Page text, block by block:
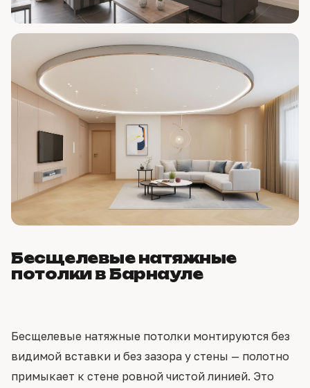
Бесщелевые натяжные
потолки в Барнауле
Бесщелевые натяжные потолки монтируются без
видимой вставки и без зазора у стены — полотно
примыкает к стене ровной чистой линией. Это